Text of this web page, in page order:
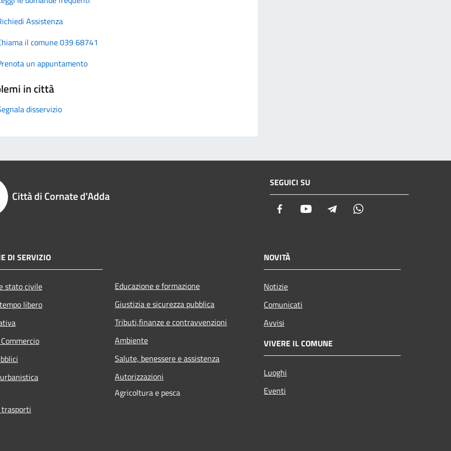
Assistenza
il comune 039 68741
un appuntamento
in città
disservizio
Città di Cornate d'Adda
SEGUICI SU
Facebook Youtube Telegram
DI SERVIZIO
stato civile
libero
Educazione e formazione
Giustizia e sicurezza pubblica
Tributi,finanze e contravvenzioni
Ambiente
Salute, benessere e assistenza
Autorizzazioni
Agricoltura e pesca
NOVITÀ
Notizie
Comunicati
Avvisi
VIVERE IL COMUNE
Luoghi
Eventi